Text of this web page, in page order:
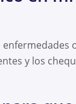
y los